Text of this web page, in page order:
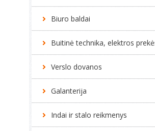
Biuro baldai
Buitinė technika, elektros
Verslo dovanos
Galanterija
Indai ir stalo reikmenys